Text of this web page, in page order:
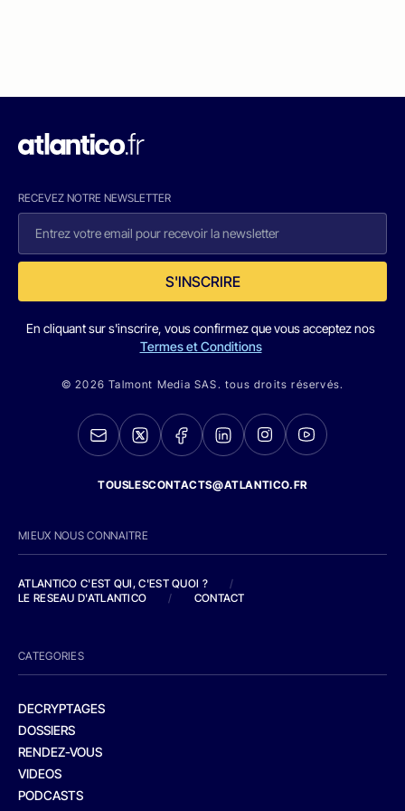
RECEVEZ NOTRE NEWSLETTER
S'INSCRIRE
En cliquant sur s'inscrire, vous confirmez que vous acceptez nos
Termes et Conditions
© 2026 Talmont Media SAS. tous droits réservés.
TOUSLESCONTACTS@ATLANTICO.FR
MIEUX NOUS CONNAITRE
ATLANTICO C'EST QUI, C'EST QUOI ?
/
LE RESEAU D'ATLANTICO
/ CONTACT
CATEGORIES
DECRYPTAGES
DOSSIERS
RENDEZ-VOUS
VIDEOS
PODCASTS